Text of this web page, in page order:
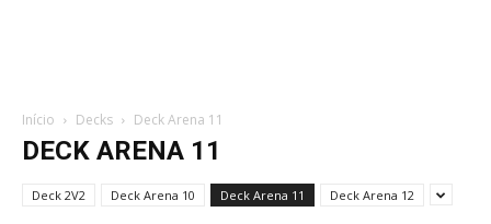
Início Decks Deck Arena 11
DECK ARENA 11
Deck 2V2 Deck Arena 10 Deck Arena 11 Deck Arena 12